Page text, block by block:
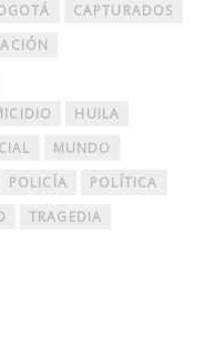
CAPTURADOS
HUILA
MUNDO
POLICÍA
POLÍTICA
TRAGEDIA